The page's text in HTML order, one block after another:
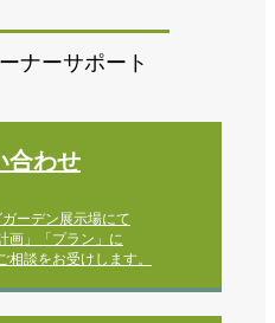
ナーサポート
合わせ
ーデン展示場にて
画」「プラン」に
談をお受けします。